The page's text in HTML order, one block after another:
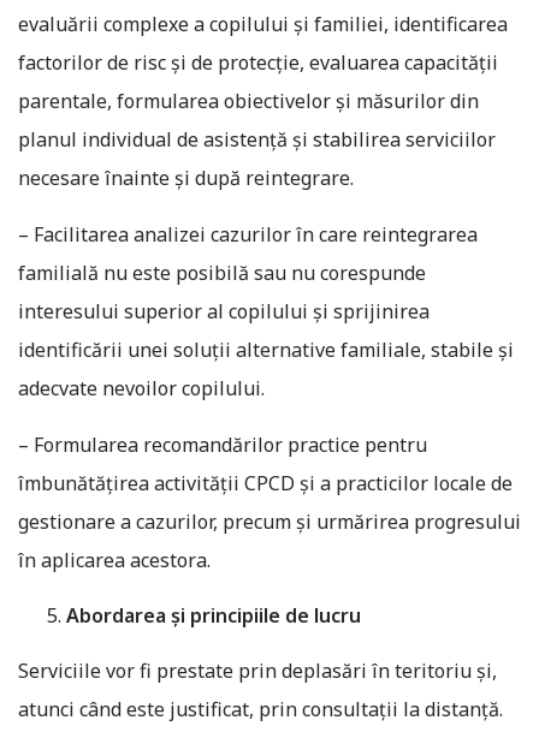
evaluării complexe a copilului și familiei, identificarea
factorilor de risc și de protecție, evaluarea capacității
parentale, formularea obiectivelor și măsurilor din
planul individual de asistență și stabilirea serviciilor
necesare înainte și după reintegrare.
– Facilitarea analizei cazurilor în care reintegrarea
familială nu este posibilă sau nu corespunde
interesului superior al copilului și sprijinirea
identificării unei soluții alternative familiale, stabile și
adecvate nevoilor copilului.
– Formularea recomandărilor practice pentru
îmbunătățirea activității CPCD și a practicilor locale de
gestionare a cazurilor, precum și urmărirea progresului
în aplicarea acestora.
Abordarea și principiile de lucru
Serviciile vor fi prestate prin deplasări în teritoriu și,
atunci când este justificat, prin consultații la distanță.